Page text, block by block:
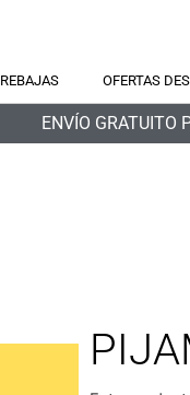
REBAJAS OFERTAS
ENVÍO GRATUITO